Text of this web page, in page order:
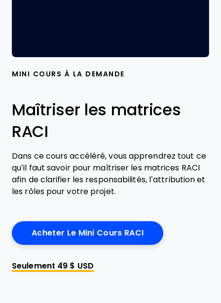
MINI COURS À LA DEMANDE
Maîtriser les matrices
RACI
Dans ce cours accéléré, vous apprendrez tout ce
qu’il faut savoir pour maîtriser les matrices RACI
afin de clarifier les responsabilités, l’attribution et
les rôles pour votre projet.
Acheter Le Mini Cours RACI
Seulement 49 $ USD